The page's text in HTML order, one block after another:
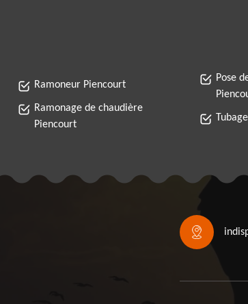
Ramoneur Piencourt
Ramonage de chaudière
Piencourt
Pose